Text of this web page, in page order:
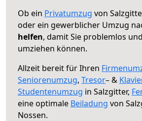
Ob ein Privatumzug von
oder ein gewerblicher Umzug
helfen, damit Sie problemlos
umziehen können.
Allzeit bereit für Ihren
Seniorenumzug, Tresor– &
Studentenumzug in Salzgitter,
eine optimale Beiladung von
Nossen.